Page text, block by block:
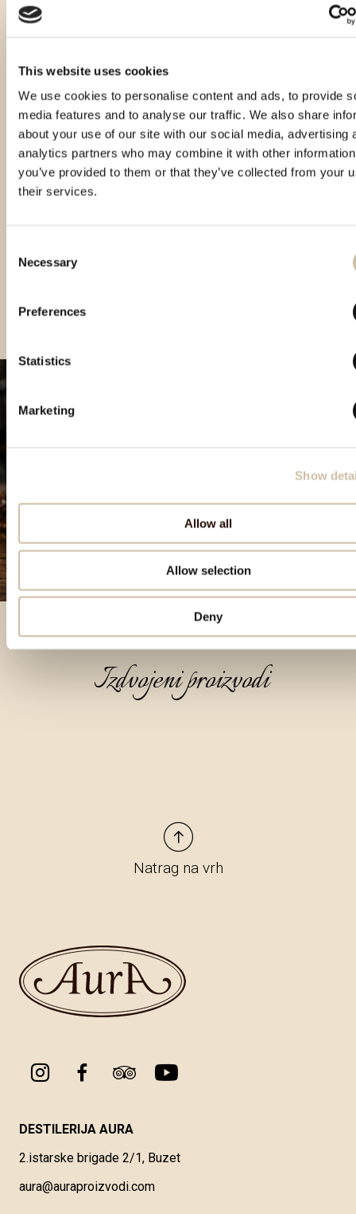
This website uses cookies
We use cookies to personalise content and ads, to provide
media features and to analyse our traffic. We also share
about your use of our site with our social media, advertising
analytics partners who may combine it with other
you’ve provided to them or that they’ve collected from your
their services.
Selection
Necessary
Preferences
Statistics
Marketing
Show
Allow all
Allow selection
Deny
Izdvojeni proizvodi
Natrag na vrh
DESTILERIJA AURA
2.istarske brigade 2/1, Buzet
aura@auraproizvodi.com